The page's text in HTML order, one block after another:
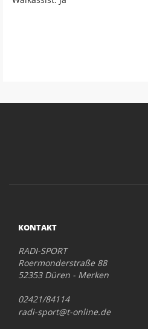
KONTAKT
RADI-SPORT
Roermonderstraße 88
52353 Düren - Merken
02421/84114
radi-sport@t-online.de